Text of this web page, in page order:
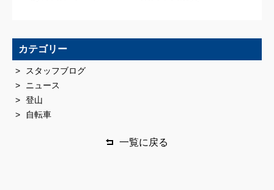
カテゴリー
スタッフブログ
ニュース
登山
自転車
一覧に戻る